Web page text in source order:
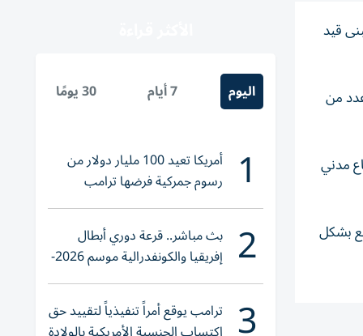
قيد
من
مدني
بشكل
اليوم 7 أيام 30 يومًا
1 أمريكا تعيد 100 مليار دولار من
رسوم جمركية فرضها ترامب
2 بث مباشر.. قرعة دوري أبطال
إفريقيا والكونفدرالية موسم 2026-
2027
ترامب يوقع أمراً تنفيذياً لتقييد حق